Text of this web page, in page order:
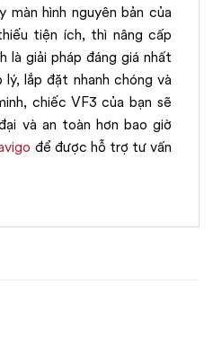
màn hình nguyên bản của
tiện ích, thì nâng cấp
là giải pháp đáng giá nhất
lý, lắp đặt nhanh chóng và
chiếc VF3 của bạn sẽ
và an toàn hơn bao giờ
để được hỗ trợ tư vấn